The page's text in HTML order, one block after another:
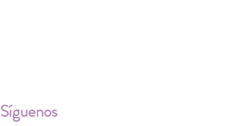
Síguenos